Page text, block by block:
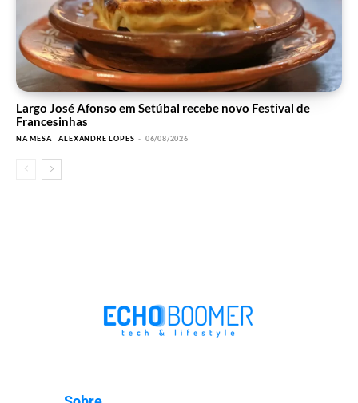
Largo José Afonso em Setúbal recebe novo Festival de
Francesinhas
NA MESA ALEXANDRE LOPES - 06/08/2026